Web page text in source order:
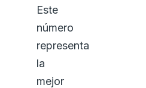
Este
número
representa
la
mejor